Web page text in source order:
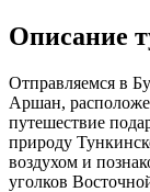
Описание
Отправляемся в
Аршан,
путешествие
природу
воздухом и
уголков